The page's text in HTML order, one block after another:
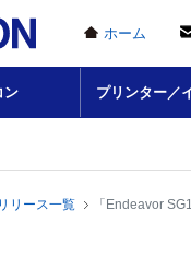
ホーム
ン プリンター／
リース一覧 「Endeavor